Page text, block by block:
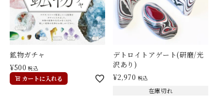
鉱物ガチャ
¥500 税込
カートに入れる
デトロイトアゲート(研磨/光
沢あり)
¥2,970 税込
在庫切れ